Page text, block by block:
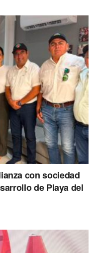
esta
las instalaciones del
federal, junto a la
con sociedad
de Playa del